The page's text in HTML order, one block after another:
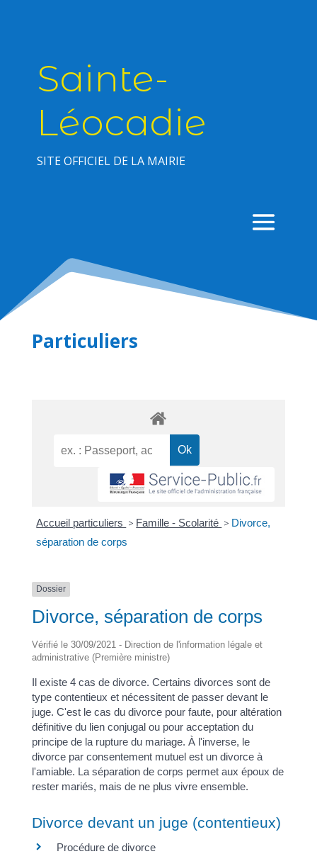
Sainte-
Léocadie
SITE OFFICIEL DE LA MAIRIE
Particuliers
Accueil particuliers > Famille - Scolarité > Divorce,
séparation de corps
Dossier
Divorce, séparation de corps
Vérifié le 30/09/2021 - Direction de l'information légale et
administrative (Première ministre)
Il existe 4 cas de divorce. Certains divorces sont de
type contentieux et nécessitent de passer devant le
juge. C'est le cas du divorce pour faute, pour altération
définitive du lien conjugal ou pour acceptation du
principe de la rupture du mariage. À l'inverse, le
divorce par consentement mutuel est un divorce à
l'amiable. La séparation de corps permet aux époux de
rester mariés, mais de ne plus vivre ensemble.
Divorce devant un juge (contentieux)
Procédure de divorce